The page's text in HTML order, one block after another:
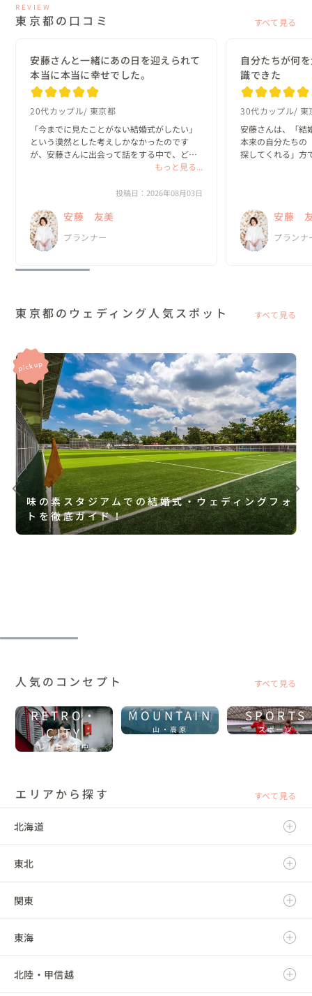
REVIEW
東京都の口コミ すべて見る
安藤さんと一緒にあの日を迎えられて
本当に本当に幸せでした。
20代カップル 東京都
「今までに見たことがない結婚式がしたい」
という漠然とした考えしかなかったのです
が、安藤さんに出会って話をする中で、どん
な一日にしたいのか？がどんどん具体的にな
ったことを、安藤さんは「何として...
もっと見る...
投稿日：2026年08月03日
安藤 友美
プランナー
自分たちが何
識できた
30代カップル 東
安藤さんは、「結
本来の自分たちの
探してくれる」方
新郎・新婦に招待
の、ほと...
安藤
プランナ
東京都のウェディング人気スポット すべて見る
味の素スタジアムでの結婚式・ウェディングフォ
トを徹底ガイド！
人気のコンセプト すべて見る
RETRO・
CITY
レトロ・街中
MOUNTAIN
山・高原
SPORTS
スポーツ
エリアから探す すべて見る
北海道
北海道
東北
青森県
岩手県
宮城県
関東
茨城県
栃木県
東海
岐阜県
北陸・甲信越